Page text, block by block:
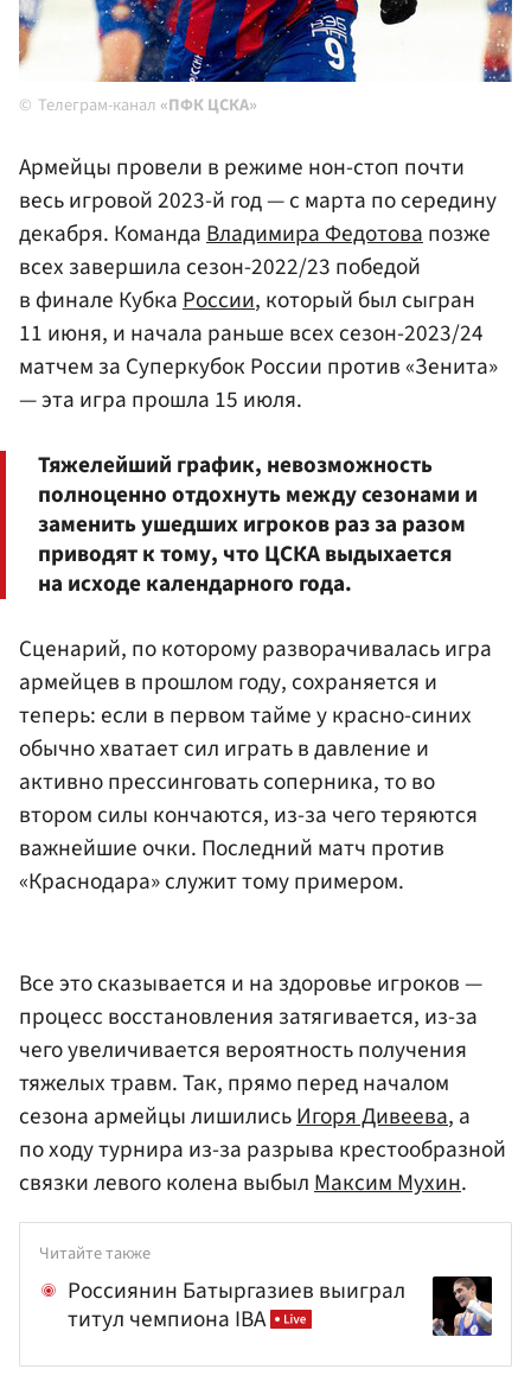
Телеграм-канал «ПФК ЦСКА»
Армейцы провели в режиме нон-стоп почти
весь игровой 2023-й год — с марта по середину
декабря. КомандаВладимира Федотовапозже
всех завершила сезон-2022/23 победой
в финале КубкаРоссии, который был сыгран
11 июня, и начала раньше всех сезон-2023/24
матчем за Суперкубок России против «Зенита»
— эта игра прошла 15 июля.
Тяжелейший график, невозможность
полноценно отдохнуть между сезонами и
заменить ушедших игроков раз за разом
приводят к тому, что ЦСКА выдыхается
на исходе календарного года.
Сценарий, по которому разворачивалась игра
армейцев в прошлом году, сохраняется и
теперь: если в первом тайме у красно-синих
обычно хватает сил играть в давление и
активно прессинговать соперника, то во
втором силы кончаются, из-за чего теряются
важнейшие очки. Последний матч против
«Краснодара» служит тому примером.
Все это сказывается и на здоровье игроков —
процесс восстановления затягивается, из-за
чего увеличивается вероятность получения
тяжелых травм. Так, прямо перед началом
сезона армейцы лишилисьИгоря Дивеева, а
по ходу турнира из-за разрыва крестообразной
связки левого колена выбылМаксим Мухин.
Читайте также
Россиянин Батыргазиев выиграл
титул чемпиона IBA